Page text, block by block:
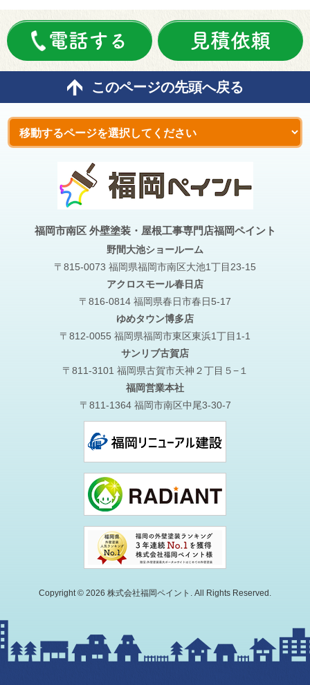
電話する 見積依頼
このページの先頭へ戻る
福岡市南区 外壁塗装・屋根工事専門店福岡ペイント
野間大池ショールーム
〒815-0073 福岡県福岡市南区大池1丁目23-15
アクロスモール春日店
〒816-0814 福岡県春日市春日5-17
ゆめタウン博多店
〒812-0055 福岡県福岡市東区東浜1丁目1-1
サンリブ古賀店
〒811-3101 福岡県古賀市天神２丁目５−１
福岡営業本社
〒811-1364 福岡市南区中尾3-30-7
Copyright © 2026 株式会社福岡ペイント. All Rights Reserved.